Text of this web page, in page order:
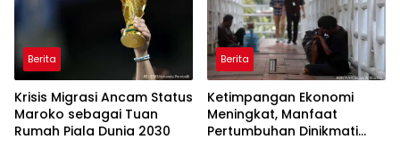
Berita
Krisis Migrasi Ancam Status
Maroko sebagai Tuan
Rumah Piala Dunia 2030
Berita
Ketimpangan Ekonomi
Meningkat, Manfaat
Pertumbuhan Dinikmati